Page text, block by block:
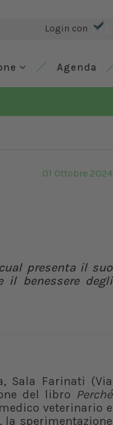
Login con
Agenda
01 Ottobre 2024
presenta il suo
il benessere degli
Sala Farinati (Via
del libro Perché
veterinario e
la sperimentazione